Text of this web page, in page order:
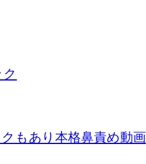
もあり本格鼻責め動画